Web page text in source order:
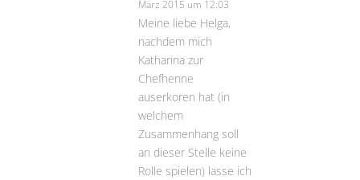
März 2015 um 12:03
Meine liebe Helga,
nachdem mich
Katharina zur
Chefhenne
auserkoren hat (in
welchem
Zusammenhang soll
an dieser Stelle keine
Rolle spielen) lasse ich